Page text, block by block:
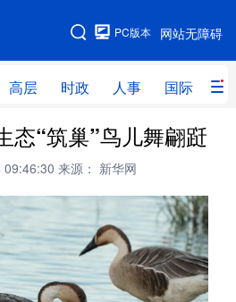
网站无障碍
PC版本
高层 时政 人事 国际 财
网站地图
时政 人事
网评
全球连线 教育
量子 体育
健康 军事
态“筑巢”鸟儿舞翩跹
来源： 新华网